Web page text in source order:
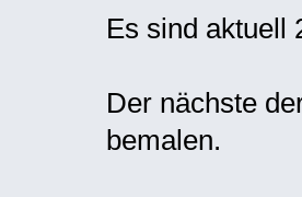
Es sind aktuell
Der nächste
bemalen.